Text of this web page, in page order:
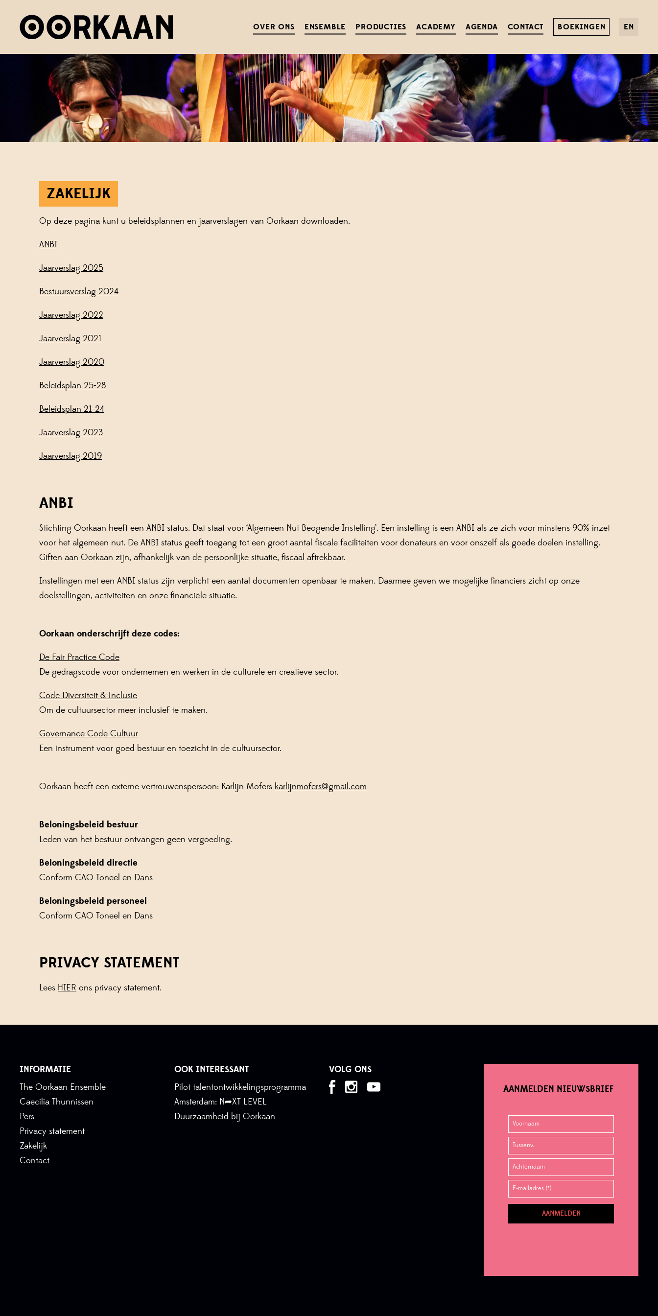
OVER ONS ENSEMBLE PRODUCTIES ACADEMY AGENDA CONTACT BOEKINGEN EN
ZAKELIJK
Op deze pagina kunt u beleidsplannen en jaarverslagen van Oorkaan downloaden.
ANBI
Jaarverslag 2025
Bestuursverslag 2024
Jaarverslag 2022
Jaarverslag 2021
Jaarverslag 2020
Beleidsplan 25-28
Beleidsplan 21-24
Jaarverslag 2023
Jaarverslag 2019
ANBI
Stichting Oorkaan heeft een ANBI status. Dat staat voor ‘Algemeen Nut Beogende Instelling’. Een instelling is een ANBI als ze zich voor minstens 90% inzet
voor het algemeen nut. De ANBI status geeft toegang tot een groot aantal fiscale faciliteiten voor donateurs en voor onszelf als goede doelen instelling.
Giften aan Oorkaan zijn, afhankelijk van de persoonlijke situatie, fiscaal aftrekbaar.
Instellingen met een ANBI status zijn verplicht een aantal documenten openbaar te maken. Daarmee geven we mogelijke financiers zicht op onze
doelstellingen, activiteiten en onze financiële situatie.
Oorkaan onderschrijft deze codes:
De Fair Practice Code
De gedragscode voor ondernemen en werken in de culturele en creatieve sector.
Code Diversiteit & Inclusie
Om de cultuursector meer inclusief te maken.
Governance Code Cultuur
Een instrument voor goed bestuur en toezicht in de cultuursector.
Oorkaan heeft een externe vertrouwenspersoon: Karlijn Mofers karlijnmofers@gmail.com
Beloningsbeleid bestuur
Leden van het bestuur ontvangen geen vergoeding.
Beloningsbeleid directie
Conform CAO Toneel en Dans
Beloningsbeleid personeel
Conform CAO Toneel en Dans
PRIVACY STATEMENT
Lees HIER ons privacy statement.
INFORMATIE
The Oorkaan Ensemble
Caecilia Thunnissen
Pers
Privacy statement
Zakelijk
Contact
OOK INTERESSANT
Pilot talentontwikkelingsprogramma
Amsterdam: N➦XT LEVEL
Duurzaamheid bij Oorkaan
VOLG ONS
AANMELDEN NIEUWSBRIEF